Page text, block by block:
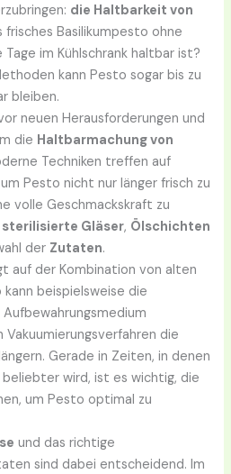
die Haltbarkeit von
frisches Basilikumpesto ohne
im Kühlschrank haltbar ist?
kann Pesto sogar bis zu
bleiben.
neuen Herausforderungen und
die Haltbarmachung von
Techniken treffen auf
Pesto nicht nur länger frisch zu
volle Geschmackskraft zu
sterilisierte Gläser, Ölschichten
der Zutaten.
auf der Kombination von alten
beispielsweise die
Aufbewahrungsmedium
die
Gerade in Zeiten, in denen
wird, ist es wichtig, die
um Pesto optimal zu
und das richtige
sind dabei entscheidend. Im